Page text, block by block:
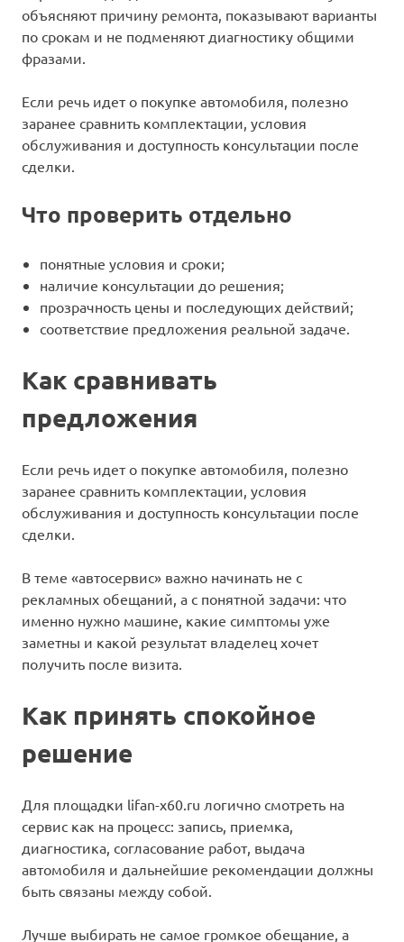
объясняют причину ремонта, показывают варианты
по срокам и не подменяют диагностику общими
фразами.
Если речь идет о покупке автомобиля, полезно
заранее сравнить комплектации, условия
обслуживания и доступность консультации после
сделки.
Что проверить отдельно
понятные условия и сроки;
наличие консультации до решения;
прозрачность цены и последующих действий;
соответствие предложения реальной задаче.
Как сравнивать
предложения
Если речь идет о покупке автомобиля, полезно
заранее сравнить комплектации, условия
обслуживания и доступность консультации после
сделки.
В теме «автосервис» важно начинать не с
рекламных обещаний, а с понятной задачи: что
именно нужно машине, какие симптомы уже
заметны и какой результат владелец хочет
получить после визита.
Как принять спокойное
решение
Для площадки lifan-x60.ru логично смотреть на
сервис как на процесс: запись, приемка,
диагностика, согласование работ, выдача
автомобиля и дальнейшие рекомендации должны
быть связаны между собой.
Лучше выбирать не самое громкое обещание, а